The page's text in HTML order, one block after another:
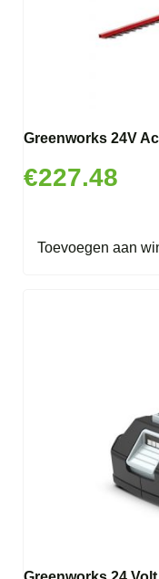
Greenworks 24V
€227.48
Toevoegen aan